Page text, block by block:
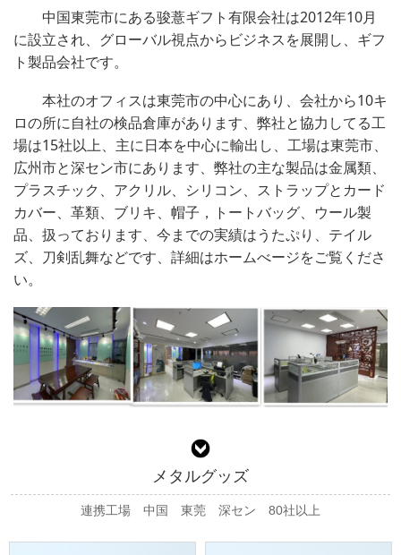
中国東莞市にある骏薏ギフト有限会社は2012年10月
に設立され、グローバル視点からビジネスを展開し、ギフ
ト製品会社です。
本社のオフィスは東莞市の中心にあり、会社から10キ
ロの所に自社の検品倉庫があります、弊社と協力してる工
場は15社以上、主に日本を中心に輸出し、工場は東莞市、
広州市と深セン市にあります、 弊社の主な製品は金属類、
プラスチック、アクリル、シリコン、ストラップとカード
カバー、革類、ブリキ、帽子，トートバッグ、ウール製
品、扱っております、今までの実績はうたぷり、テイル
ズ、刀剣乱舞などです、詳細はホームべージをご覧くださ
い。
メタルグッズ
連携工場 中国 東莞 深セン 80社以上